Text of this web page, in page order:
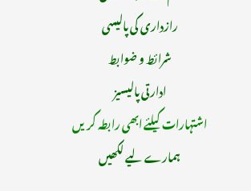
رازداری کی پالیسی
شرائط و ضوابط
ادارتی پالیسیز
اشتہارات کیلئے ابھی رابطہ کریں
ہمارے لیے لکھیں